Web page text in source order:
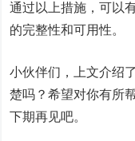
通过以上措施，可以
的完整性和可用性。
小伙伴们，上文介绍
楚吗？希望对你有所
下期再见吧。